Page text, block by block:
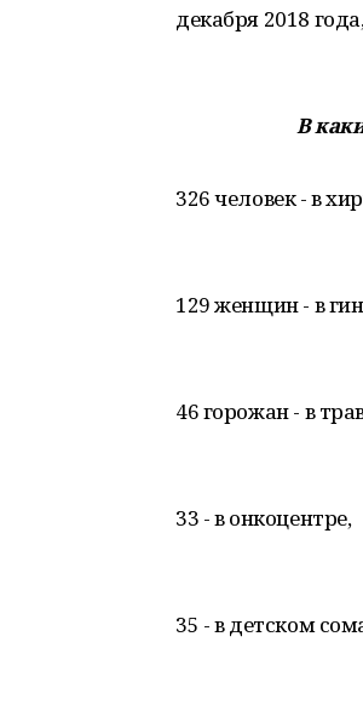
декабря 2018
В
326 человек - в
129 женщин - в
46 горожан - в
33 - в онкоцентре,
35 - в детском